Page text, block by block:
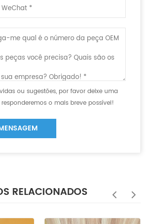
ou sugestões, por favor deixe uma
o mais breve possível!
RELACIONADOS